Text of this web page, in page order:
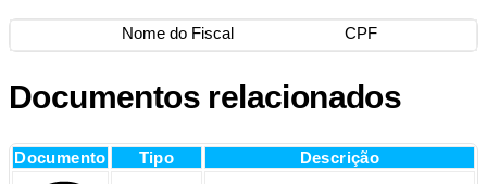
Nome do Fiscal CPF
Documentos relacionados
Documento Tipo Descrição